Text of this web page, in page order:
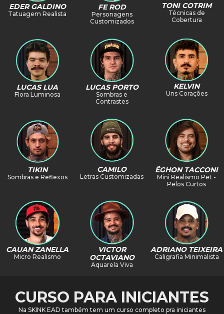
EDER GALDINO
Tatuagem Realista
FE ROD
Personagens
Customizados
TONI COTRIM
Técnicas de
Cobertura
LUCAS LUA
Flora Luminosa
LUCAS PORTO
Sombras e
Contrastes
KELVIN
Uns Corações
TIKIN
Sombras e Reflexos
CAMILO
Letras Customizadas
ËGHON TACCONI
Mini Realismo Pet -
Pelos Curtos
CAUAN ZANELLA
Micro Realismo
VICTOR
OCTAVIANO
Aquarela Viva
ADRIANO TEIXEIRA
Caligrafia Minimalista
CURSO PARA INICIANTES
Na SKINK EAD também tem um curso completo pra iniciantes